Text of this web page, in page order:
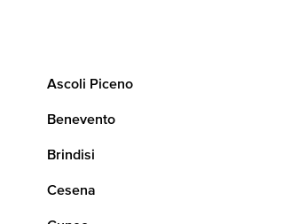
Ascoli Piceno
Benevento
Brindisi
Cesena